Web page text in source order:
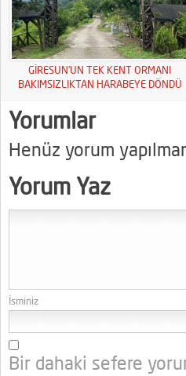
GİRESUN’UN TEK KENT ORMANI
BAKIMSIZLIKTAN HARABEYE DÖNDÜ
Yorumlar
Henüz yorum
Yorum Yaz
İsminiz
Bir dahaki sefere